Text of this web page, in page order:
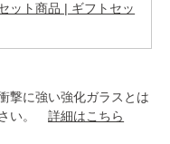
ット商品 | ギフトセッ
撃に強い強化ガラスとは
さい。詳細はこちら